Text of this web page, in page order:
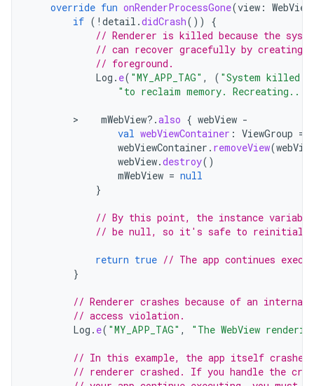
override fun onRenderProcessGone(view : WebView
if ( ! detail .didCrash())
{
// Renderer is killed because the
// can recover gracefully by creating a
// foreground.
Log . e( "MY_APP_TAG" , ( "System killed
"to reclaim memory. Recreating..."
        >
mWebView?.also { webView -
val webViewContainer : ViewGroup =
webViewContainer . removeView(
webView.destroy()
mWebView = null
}
// By this point, the instance variable
// be null, so it's safe to
return true // The app continues
}
// Renderer crashes because of an internal
// access violation.
Log . e( "MY_APP_TAG" , "The WebView
// In this example, the app itself
// renderer crashed. If you handle the